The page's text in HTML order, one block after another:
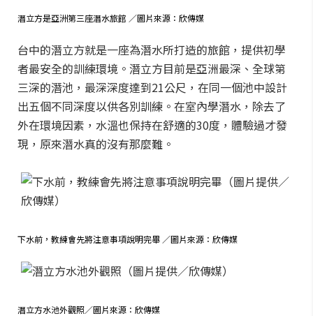
潛立方是亞洲第三座潛水旅館 ／圖片來源：欣傳媒
台中的潛立方就是一座為潛水所打造的旅館，提供初學
者最安全的訓練環境。 潛立方目前是亞洲最深、全球第
三深的潛池，最深深度達到21公尺，在同一個池中設計
出五個不同深度以供各別訓練。在室內學潛水，除去了
外在環境因素，水溫也保持在舒適的30度，體驗過才發
現，原來潛水真的沒有那麼難。
下水前，教練會先將注意事項說明完畢 ／圖片來源：欣傳媒
潛立方水池外觀照／圖片來源：欣傳媒